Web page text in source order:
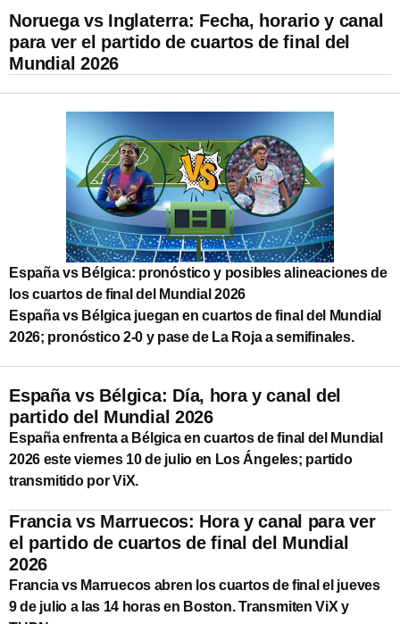
Noruega vs Inglaterra: Fecha, horario y canal
para ver el partido de cuartos de final del
Mundial 2026
España vs Bélgica: pronóstico y posibles alineaciones de
los cuartos de final del Mundial 2026
España vs Bélgica juegan en cuartos de final del Mundial
2026; pronóstico 2-0 y pase de La Roja a semifinales.
España vs Bélgica: Día, hora y canal del
partido del Mundial 2026
España enfrenta a Bélgica en cuartos de final del Mundial
2026 este viernes 10 de julio en Los Ángeles; partido
transmitido por ViX.
Francia vs Marruecos: Hora y canal para ver
el partido de cuartos de final del Mundial
2026
Francia vs Marruecos abren los cuartos de final el jueves
9 de julio a las 14 horas en Boston. Transmiten ViX y